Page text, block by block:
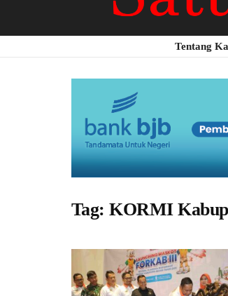
Tentang
Tag:KORMI